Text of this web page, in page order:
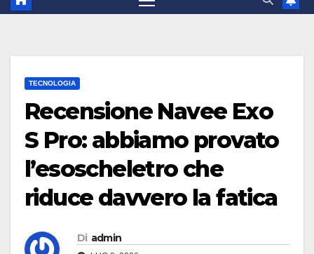
TECNOLOGIA
Recensione Navee Exo
S Pro: abbiamo provato
l’esoscheletro che
riduce davvero la fatica
Di admin